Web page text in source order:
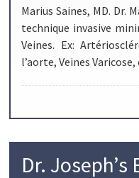
Marius Saines, MD. Dr.
technique invasive
Veines. Ex:
l’aorte, Veines
Dr.